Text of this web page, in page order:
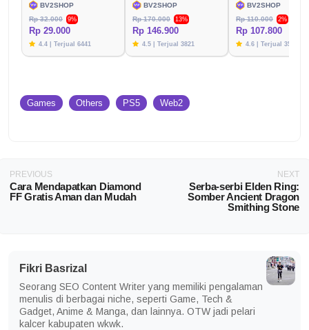
BV2SHOP
Rp 32.000
9%
Rp 29.000
4.4 | Terjual 6441
BV2SHOP
Rp 170.000
13%
Rp 146.900
4.5 | Terjual 3821
BV2SHOP
Rp 110.000
2%
Rp 107.800
4.6 | Terjual 3576
Games Others PS5 Web2
PREVIOUS
Cara Mendapatkan Diamond
FF Gratis Aman dan Mudah
NEXT
Serba-serbi Elden Ring:
Somber Ancient Dragon
Smithing Stone
Fikri Basrizal
Seorang SEO Content Writer yang memiliki pengalaman
menulis di berbagai niche, seperti Game, Tech &
Gadget, Anime & Manga, dan lainnya. OTW jadi pelari
kalcer kabupaten wkwk.